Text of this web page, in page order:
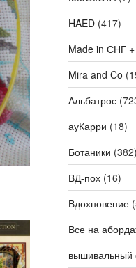
HAED(417)
Made in СНГ
Mira and Co
Альбатрос
ауКарри (18)
Ботаники
ВД-пох(16)
Вдохновение
Все на
вышивальный